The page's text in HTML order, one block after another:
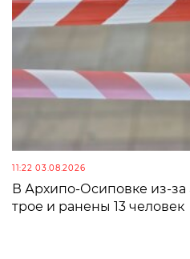
11:22 03.08.2026
В Архипо-Осиповке из-
трое и ранены 13 человек